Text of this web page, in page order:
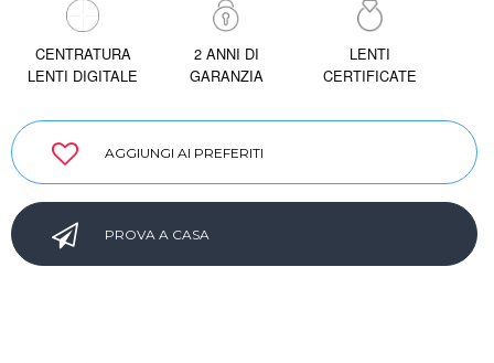
CENTRATURA
LENTI DIGITALE
2 ANNI DI
GARANZIA
LENTI
CERTIFICATE
AGGIUNGI AI PREFERITI
PROVA A CASA